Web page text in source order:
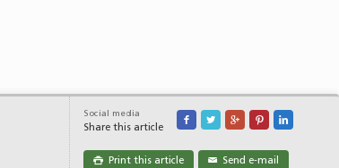
Social media
Share this article
    
 Print this article ✉ Send e-mail